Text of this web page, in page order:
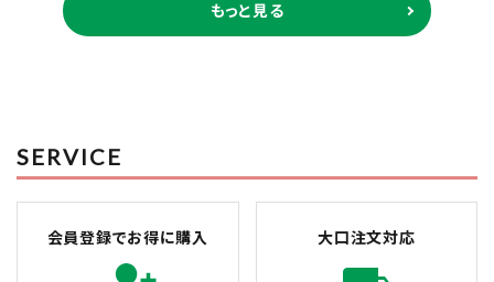
もっと見る
SERVICE
会員登録でお得に購入 大口注文対応